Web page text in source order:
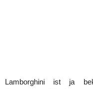
Lamborghini ist ja